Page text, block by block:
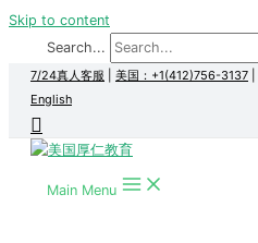
Skip to content
Search...
7/24真人客服 美国：+1(412)756-3137
English
Main Menu